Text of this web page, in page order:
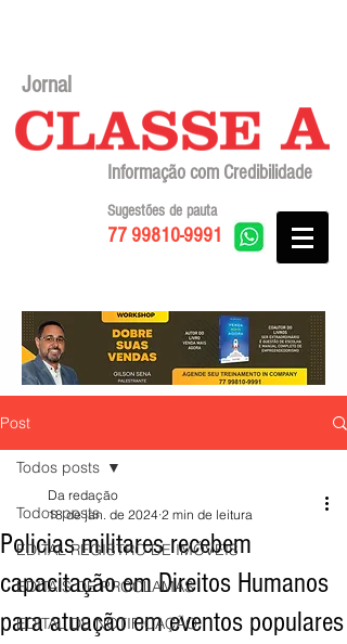
Jornal
Informação com Credibilidade
77 99810-9991
Sugestões de pauta
Post
Todos posts
EDITAL REGISTRO DE IMÓVEIS
EDITAIS DE PROCLAMAS
EDITAL DE NOTIFICAÇÃO
Todos posts
Policias militares recebem
capacitação em Direitos Humanos
para atuação em eventos populares
Da redação
18 de jan. de 2024 2 min de leitura